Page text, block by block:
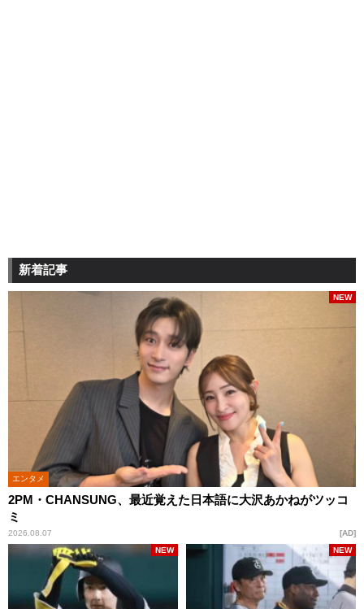
新着記事
エンタメ
2PM・CHANSUNG、最近覚えた日本語に大沢あかねがツッコ
ミ
2026.08.07
NEW
AD
NEW NEW